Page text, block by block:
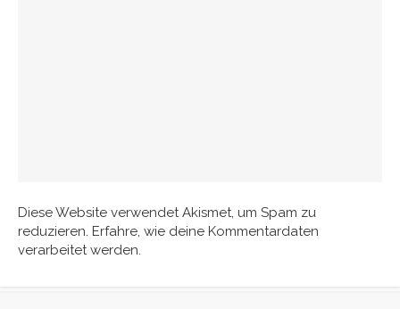
Diese Website verwendet Akismet, um Spam zu
reduzieren. Erfahre, wie deine Kommentardaten
verarbeitet werden.